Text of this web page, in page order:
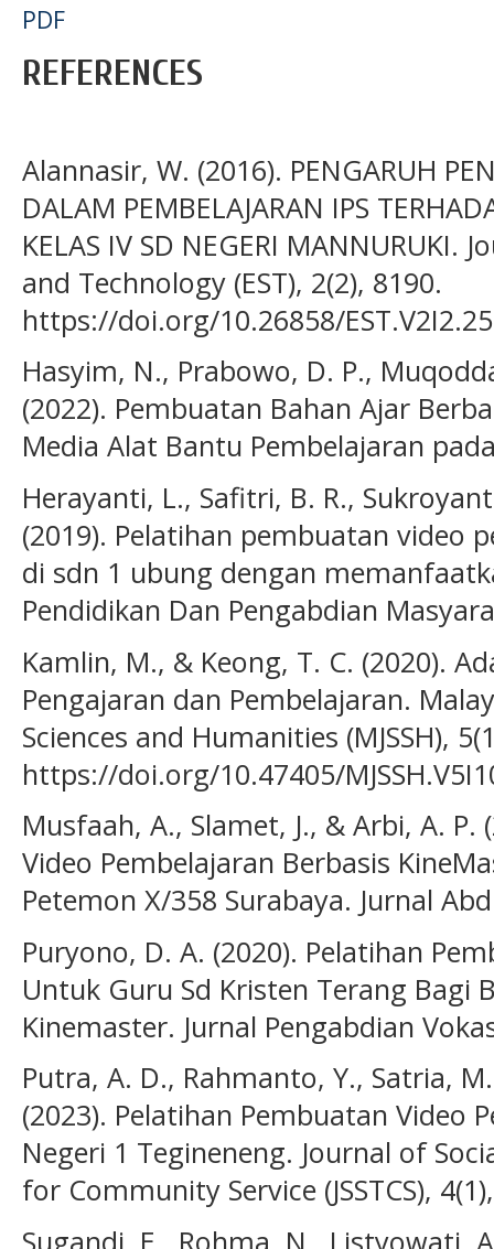
PDF
REFERENCES
Alannasir, W. (2016). PENGARUH
DALAM PEMBELAJARAN IPS
KELAS IV SD NEGERI MANNURUKI.
and Technology (EST), 2(2), 8190.
https://doi.org/10.26858/
Hasyim, N., Prabowo, D. P.,
(2022). Pembuatan Bahan Ajar
Media Alat Bantu Pembelajaran
Herayanti, L., Safitri, B. R.,
(2019). Pelatihan pembuatan video
di sdn 1 ubung dengan
Pendidikan Dan Pengabdian
Kamlin, M., & Keong, T. C. (2020).
Pengajaran dan Pembelajaran.
Sciences and Humanities (MJSSH),
https://doi.org/10.47405/
Musfaah, A., Slamet, J., & Arbi, A.
Video Pembelajaran Berbasis
Petemon X/358 Surabaya. Jurnal
Puryono, D. A. (2020). Pelatihan
Untuk Guru Sd Kristen Terang Bagi
Kinemaster. Jurnal Pengabdian
Putra, A. D., Rahmanto, Y., Satria,
(2023). Pelatihan Pembuatan Video
Negeri 1 Tegineneng. Journal of
for Community Service (JSSTCS),
Sugandi, E., Rohma, N., Listyowati,